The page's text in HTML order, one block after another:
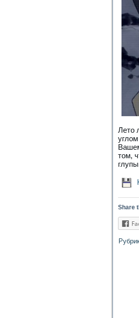
Лето
том,
Share